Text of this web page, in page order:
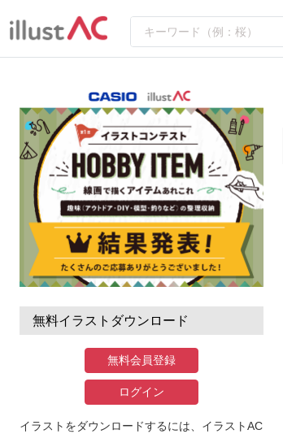
無料イラストダウンロード
無料会員登録
ログイン
イラストをダウンロードするには、イラストAC